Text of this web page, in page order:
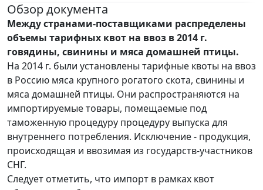
Обзор документа
Между странами-поставщиками распределены
объемы тарифных квот на ввоз в 2014 г.
говядины, свинины и мяса домашней птицы.
На 2014 г. были установлены тарифные квоты на ввоз
в Россию мяса крупного рогатого скота, свинины и
мяса домашней птицы. Они распространяются на
импортируемые товары, помещаемые под
таможенную процедуру процедуру выпуска для
внутреннего потребления. Исключение - продукция,
происходящая и ввозимая из государств-участников
СНГ.
Следует отметить, что импорт в рамках квот